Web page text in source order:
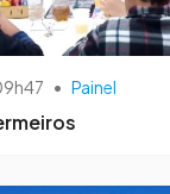
• Painel